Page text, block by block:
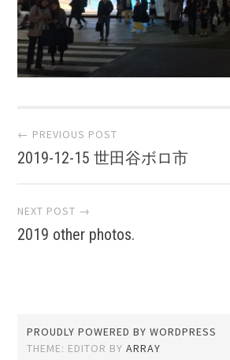
Post
navigation
← PREVIOUS POST
2019-12-15 世田谷ボロ市
NEXT POST →
2019 other photos.
PROUDLY POWERED BY WORDPRESS
THEME: EDITOR BYARRAY